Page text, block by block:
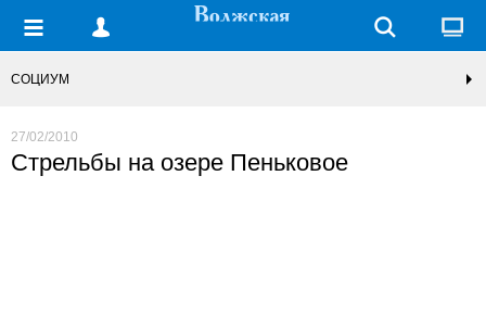
СОЦИУМ
27/02/2010
Стрельбы на озере Пеньковое